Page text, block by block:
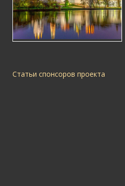
Статьи спонсоров проекта